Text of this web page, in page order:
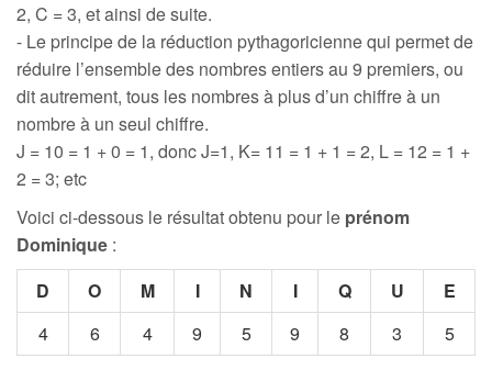
2, C = 3, et ainsi de suite.
- Le principe de la réduction pythagoricienne qui permet de
réduire l’ensemble des nombres entiers au 9 premiers, ou
dit autrement, tous les nombres à plus d’un chiffre à un
nombre à un seul chiffre.
J = 10 = 1 + 0 = 1, donc J=1, K= 11 = 1 + 1 = 2, L = 12 = 1 +
2 = 3; etc
Voici ci-dessous le résultat obtenu pour le prénom
Dominique :
D
O M I N I Q U
E
4
6 4 9 5 9 8 3 5